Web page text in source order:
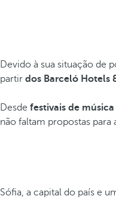
Devido à sua situação de
partir dos Barceló Hotels
Desde festivais de música
não faltam propostas
Sófia, a capital do país e